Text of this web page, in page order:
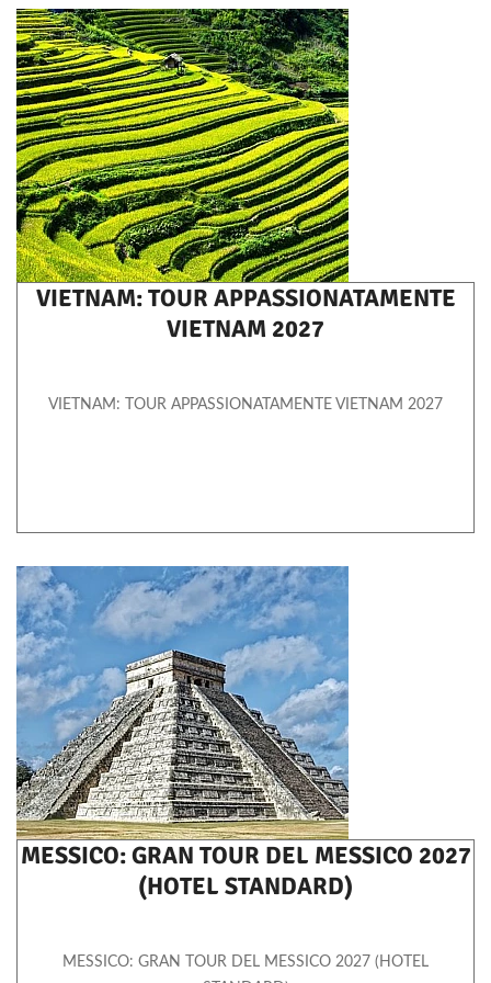
analizzare il nostro traffico. Condividiamo inoltre
informazioni sul modo in cui utilizzi il nostro sito con i nostri
partner che si occupano di analisi dei dati web, pubblicità e
social media, i quali potrebbero combinarle con altre
informazioni che hai fornito loro o che hanno raccolto dal
tuo utilizzo dei loro servizi.
VIETNAM: TOUR APPASSIONATAMENTE
VIETNAM 2027
VIETNAM: TOUR APPASSIONATAMENTE VIETNAM 2027
MESSICO: GRAN TOUR DEL MESSICO 2027
(HOTEL STANDARD)
MESSICO: GRAN TOUR DEL MESSICO 2027 (HOTEL